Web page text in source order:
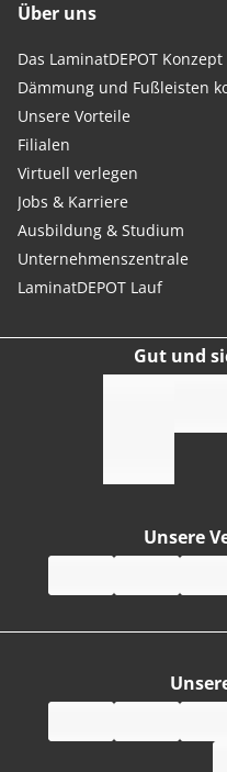
Über uns
Das LaminatDEPOT Konzept
Dämmung und Fußleisten
Unsere Vorteile
Filialen
Virtuell verlegen
Jobs & Karriere
Ausbildung & Studium
Unternehmenszentrale
LaminatDEPOT Lauf
Gut und
Unsere